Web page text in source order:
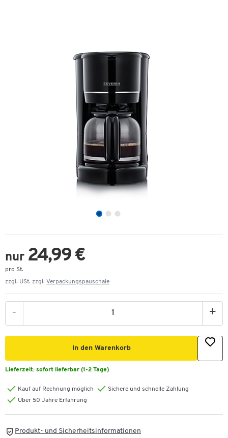
nur 24,99 €
pro St.
zzgl. USt. zzgl. Verpackungspauschale
- +
In den Warenkorb
Lieferzeit: sofort lieferbar (1-2 Tage)
Kauf auf Rechnung möglich
Sichere und schnelle Zahlung
Über 50 Jahre Erfahrung
Produkt- und Sicherheitsinformationen